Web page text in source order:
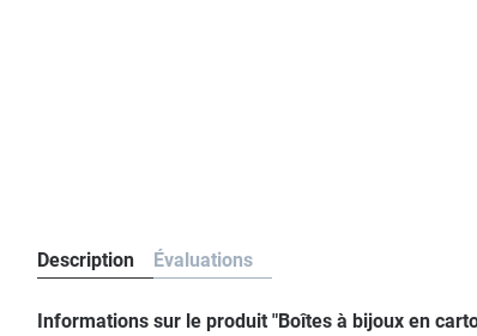
Description Évaluations
Informations sur le produit "Boîtes à bijoux en